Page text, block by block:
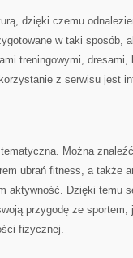
dzięki czemu
w taki sposób,
treningowymi,
z serwisu jest
Można
ubrań fitness, a także
aktywność. Dzięki temu
przygodę ze sportem,
fizycznej.